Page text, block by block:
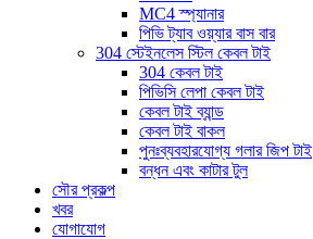
MC4 স্প্যানার
পিভি ট্যাব ওয়্যার বাস বার
304 স্টেইনলেস স্টিল কেবল টাই
304 কেবল টাই
পিভিসি লেপা কেবল টাই
কেবল টাই ব্যান্ড
কেবল টাই বাকল
পুনঃব্যবহারযোগ্য গলার জিপ টাই
বন্ধন এবং কাটার টুল
সৌর প্রকল্প
খবর
যোগাযোগ